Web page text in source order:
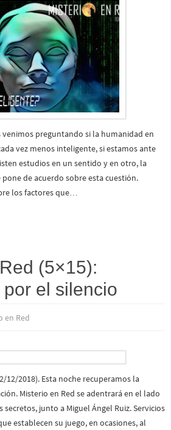
venimos preguntando si la humanidad en
vez menos inteligente, si estamos ante
estudios en un sentido y en otro, la
de acuerdo sobre esta cuestión.
los factores que…
(5×15):
el silencio
en Red
12/2018). Esta noche recuperamos la
Misterio en Red se adentrará en el lado
secretos, junto a Miguel Ángel Ruiz. Servicios
establecen su juego, en ocasiones, al